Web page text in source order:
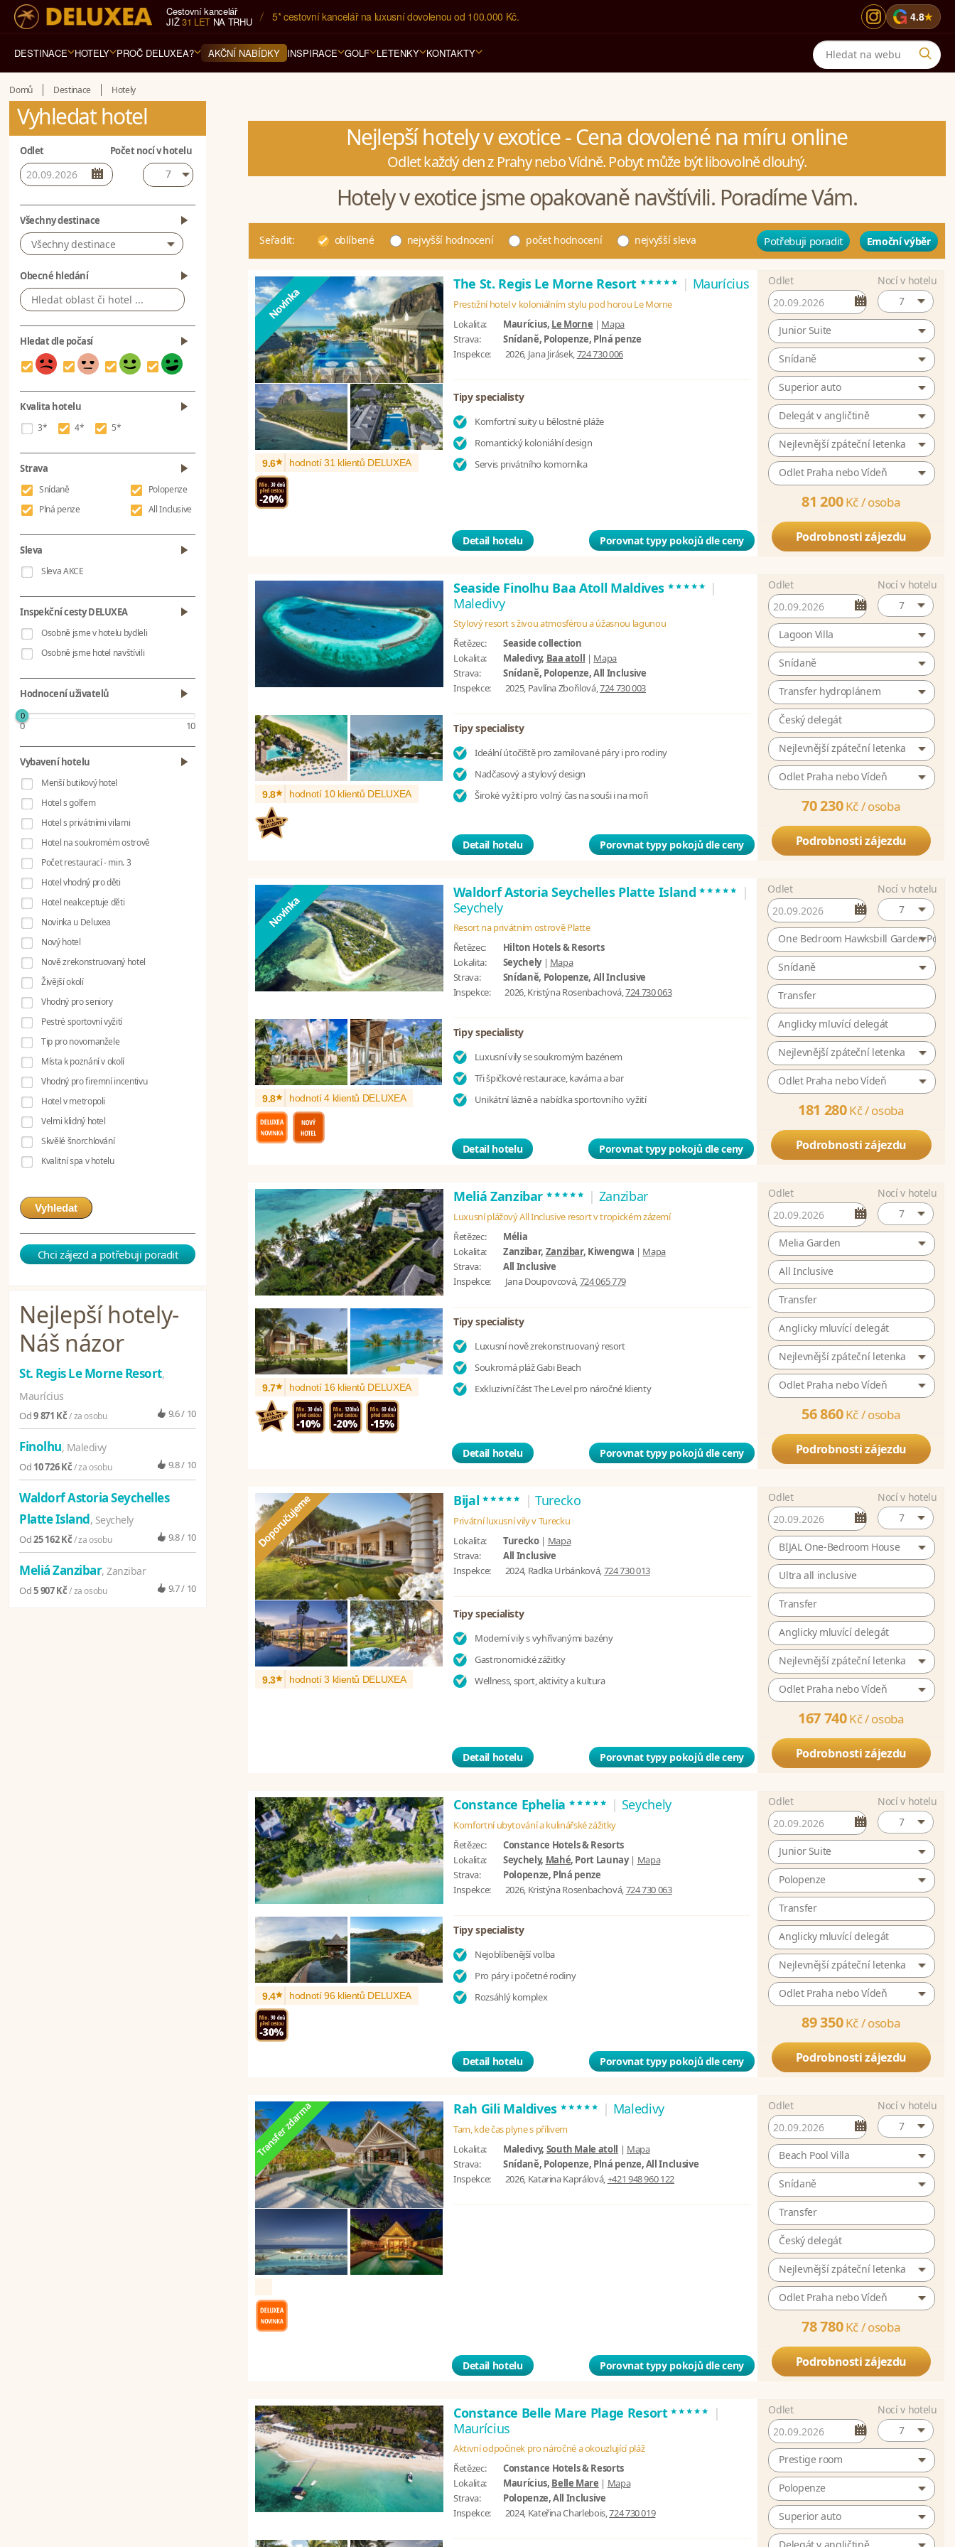
Cestovní kancelář
JIŽ31 LETNA TRHU 5* cestovní kancelář na luxusní dovolenou od 100.000 Kč. G 4.8★
DESTINACE HOTELY PROČ DELUXEA? AKČNÍ NABÍDKY INSPIRACE GOLF LETENKY KONTAKTY
Domů Destinace Hotely
Vyhledat hotel
Odlet Počet nocí v hotelu
7
Všechny destinace
Všechny destinace
Obecné hledání
Hledat dle počasí
Kvalita hotelu
3* 4* 5*
Strava
Snídaně
Plná penze
Polopenze
All Inclusive
Sleva
Sleva AKCE
Inspekční cesty DELUXEA
Osobně jsme v hotelu bydleli
Osobně jsme hotel navštívili
Hodnocení uživatelů
0
0 10
Vybavení hotelu
Menší butikový hotel
Hotel s golfem
Hotel s privátními vilami
Hotel na soukromém ostrově
Počet restaurací - min. 3
Hotel vhodný pro děti
Hotel neakceptuje děti
Novinka u Deluxea
Nový hotel
Nově zrekonstruovaný hotel
Živější okolí
Vhodný pro seniory
Pestré sportovní vyžití
Tip pro novomanžele
Místa k poznání v okolí
Vhodný pro firemní incentivu
Hotel v metropoli
Velmi klidný hotel
Skvělé šnorchlování
Kvalitní spa v hotelu
Vyhledat
Chci zájezd a potřebuji poradit
Nejlepší hotely-
Náš názor
St. Regis Le Morne Resort,
Maurícius
Od9 871 Kč/ za osobu 9.6 / 10
Finolhu, Maledivy
Od 10 726 Kč/ za osobu 9.8 / 10
Waldorf Astoria Seychelles
Platte Island, Seychely
Od25 162 Kč/ za osobu 9.8 / 10
Meliá Zanzibar, Zanzibar
Od5 907 Kč/ za osobu 9.7 / 10
Nejlepší hotely v exotice - Cena dovolené na míru online
Odlet každý den z Prahy nebo Vídně. Pobyt může být libovolně dlouhý.
Hotely v exotice jsme opakovaně navštívili. Poradíme Vám.
Seřadit: oblíbené nejvyšší hodnocení počet hodnocení nejvyšší sleva Potřebuji poradit Emoční výběr
The St. Regis Le Morne Resort ***** | Maurícius
Prestižní hotel v koloniálním stylu pod horou Le Morne
Lokalita:
Maurícius, Le Morne | Mapa
Strava:
Snídaně, Polopenze, Plná penze
Inspekce:
2026, Jana Jirásek,724 730 006
9.6* hodnotí 31 klientů DELUXEA
Tipy specialisty
Komfortní suity u bělostné pláže
Romantický koloniální design
Servis privátního komorníka
Detail hotelu Porovnat typy pokojů dle ceny
Odlet
Nocí v hotelu
7
Junior Suite
Snídaně
Superior auto
Delegát v angličtině
Nejlevnější zpáteční letenka
Odlet Praha nebo Vídeň
81 200 Kč /osoba
Podrobnosti zájezdu
Seaside Finolhu Baa Atoll Maldives ***** |
Maledivy
Stylový resort s živou atmosférou a úžasnou lagunou
Řetězec:
Seaside collection
Lokalita:
Maledivy, Baa atoll | Mapa
Strava:
Snídaně, Polopenze, All Inclusive
Inspekce:
2025, Pavlína Zbořilová,724 730 003
9.8* hodnotí 10 klientů DELUXEA
Tipy specialisty
Ideální útočiště pro zamilované páry i pro rodiny
Nadčasový a stylový design
Široké vyžití pro volný čas na souši i na moři
Detail hotelu Porovnat typy pokojů dle ceny
Odlet
Nocí v hotelu
7
Lagoon Villa
Snídaně
Transfer hydroplánem
Český delegát
Nejlevnější zpáteční letenka
Odlet Praha nebo Vídeň
70 230 Kč /osoba
Podrobnosti zájezdu
Waldorf Astoria Seychelles Platte Island***** |
Seychely
Resort na privátním ostrově Platte
Řetězec:
Hilton Hotels & Resorts
Lokalita:
Seychely| Mapa
Strava:
Snídaně, Polopenze, All Inclusive
Inspekce:
2026, Kristýna Rosenbachová,724 730 063
9.8* hodnotí 4 klientů DELUXEA
Tipy specialisty
Luxusní vily se soukromým bazénem
Tři špičkové restaurace, kavárna a bar
Unikátní lázně a nabídka sportovního vyžití
Detail hotelu Porovnat typy pokojů dle ceny
Odlet
Nocí v hotelu
7
One Bedroom Hawksbill Garden Pool
Snídaně
Transfer
Anglicky mluvící delegát
Nejlevnější zpáteční letenka
Odlet Praha nebo Vídeň
181 280Kč /osoba
Podrobnosti zájezdu
Meliá Zanzibar ***** | Zanzibar
Luxusní plážový All Inclusive resort v tropickém zázemí
Řetězec:
Mélia
Lokalita:
Zanzibar, Zanzibar, Kiwengwa | Mapa
Strava:
All Inclusive
Inspekce:
Jana Doupovcová,724 065 779
9.7* hodnotí 16 klientů DELUXEA
Tipy specialisty
Luxusní nově zrekonstruovaný resort
Soukromá pláž Gabi Beach
Exkluzivní část The Level pro náročné klienty
Detail hotelu Porovnat typy pokojů dle ceny
Odlet
Nocí v hotelu
7
Melia Garden
All Inclusive
Transfer
Anglicky mluvící delegát
Nejlevnější zpáteční letenka
Odlet Praha nebo Vídeň
56 860 Kč /osoba
Podrobnosti zájezdu
Bijal***** | Turecko
Privátní luxusní vily v Turecku
Lokalita:
Turecko| Mapa
Strava:
All Inclusive
Inspekce:
2024, Radka Urbánková,724 730 013
9.3* hodnotí 3 klientů DELUXEA
Tipy specialisty
Moderní vily s vyhřívanými bazény
Gastronomické zážitky
Wellness, sport, aktivity a kultura
Detail hotelu Porovnat typy pokojů dle ceny
Odlet
Nocí v hotelu
7
BIJAL One-Bedroom House
Ultra all inclusive
Transfer
Anglicky mluvící delegát
Nejlevnější zpáteční letenka
Odlet Praha nebo Vídeň
167 740Kč /osoba
Podrobnosti zájezdu
Constance Ephelia ***** | Seychely
Komfortní ubytování a kulinářské zážitky
Řetězec:
Constance Hotels & Resorts
Lokalita:
Seychely, Mahé, Port Launay| Mapa
Strava:
Polopenze, Plná penze
Inspekce:
2026, Kristýna Rosenbachová,724 730 063
9.4* hodnotí 96 klientů DELUXEA
Tipy specialisty
Nejoblíbenější volba
Pro páry i početné rodiny
Rozsáhlý komplex
Detail hotelu Porovnat typy pokojů dle ceny
Odlet
Nocí v hotelu
7
Junior Suite
Polopenze
Transfer
Anglicky mluvící delegát
Nejlevnější zpáteční letenka
Odlet Praha nebo Vídeň
89 350 Kč /osoba
Podrobnosti zájezdu
Rah Gili Maldives ***** | Maledivy
Tam, kde čas plyne s přílivem
Lokalita:
Maledivy, South Male atoll | Mapa
Strava:
Snídaně, Polopenze, Plná penze, All Inclusive
Inspekce:
2026, Katarina Kaprálová,+421 948 960 122
Detail hotelu Porovnat typy pokojů dle ceny
Odlet
Nocí v hotelu
7
Beach Pool Villa
Snídaně
Transfer
Český delegát
Nejlevnější zpáteční letenka
Odlet Praha nebo Vídeň
78 780 Kč /osoba
Podrobnosti zájezdu
Constance Belle Mare Plage Resort***** |
Maurícius
Aktivní odpočinek pro náročné a okouzlující pláž
Řetězec:
Constance Hotels & Resorts
Lokalita:
Maurícius, Belle Mare | Mapa
Strava:
Polopenze, All Inclusive
Inspekce:
2024, Kateřina Charlebois,724 730 019
Odlet
Nocí v hotelu
7
Prestige room
Polopenze
Superior auto